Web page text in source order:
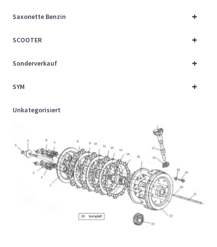
+
Saxonette Benzin
+
SCOOTER
+
Sonderverkauf
+
SYM
Unkategorisiert